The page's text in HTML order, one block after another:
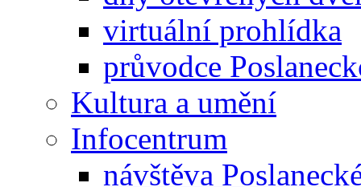
virtuální prohlídka
průvodce
Kultura a umění
Infocentrum
návštěva